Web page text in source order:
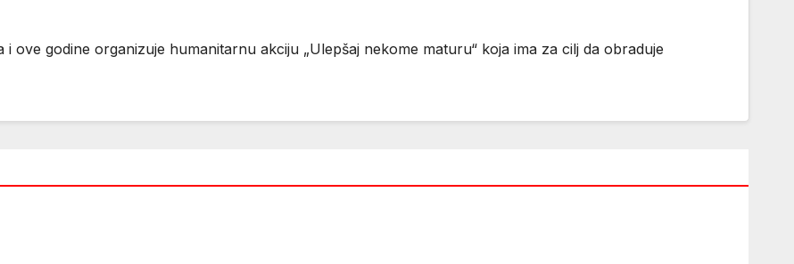
ove godine organizuje humanitarnu akciju „Ulepšaj nekome maturu“ koja ima za cilj da obraduje